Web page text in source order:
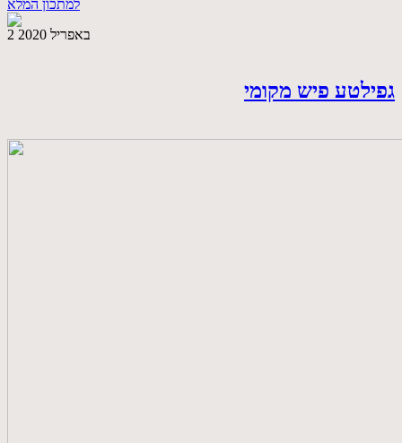
למתכון המלא
2 באפריל 2020
גפילטע פיש מקומי